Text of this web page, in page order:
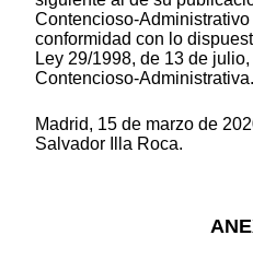
Contencioso-
conformidad con lo
Ley 29/1998, de 13 de
Contencioso-Administrativa.
Madrid, 15 de marzo de
Salvador Illa Roca.